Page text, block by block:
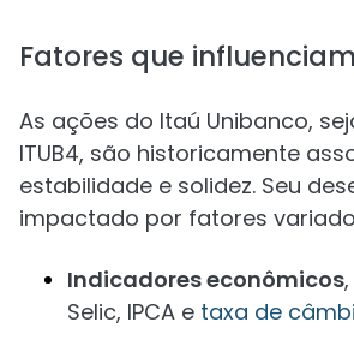
Fatores que
As ações do Itaú Unibanco,
ITUB4, são historicamente
estabilidade e solidez. Seu
impactado por fatores
Indicadores econômicos
Selic, IPCA e taxa de